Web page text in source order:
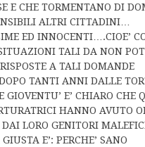
E CHE TORMENTANO DI
ALTRI CITTADINI…
ED INNOCENTI….CIOE’
TALI DA NON
A TALI DOMANDE
TANTI ANNI DALLE
GIOVENTU’ E’ CHIARO CHE
HANNO AVUTO
LORO GENITORI
E’: PERCHE’ SANO